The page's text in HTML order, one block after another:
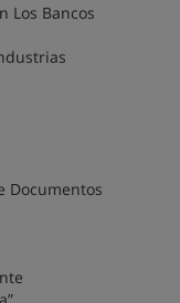
Los Bancos
Documentos